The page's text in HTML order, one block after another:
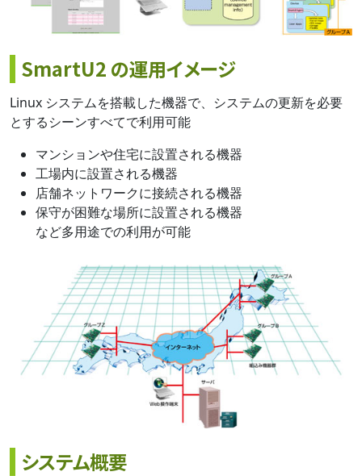
SmartU2 の運用イメージ
Linux システムを搭載した機器で、システムの更新を必要
とするシーンすべてで利用可能
マンションや住宅に設置される機器
工場内に設置される機器
店舗ネットワークに接続される機器
保守が困難な場所に設置される機器
など多用途での利用が可能
システム概要